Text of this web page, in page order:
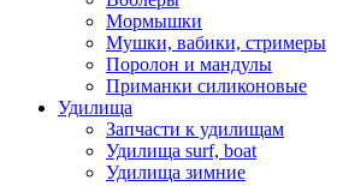
Мормышки
Мушки, вабики, стримеры
Поролон и мандулы
Приманки силиконовые
Удилища
Запчасти к удилищам
Удилища surf, boat
Удилища зимние